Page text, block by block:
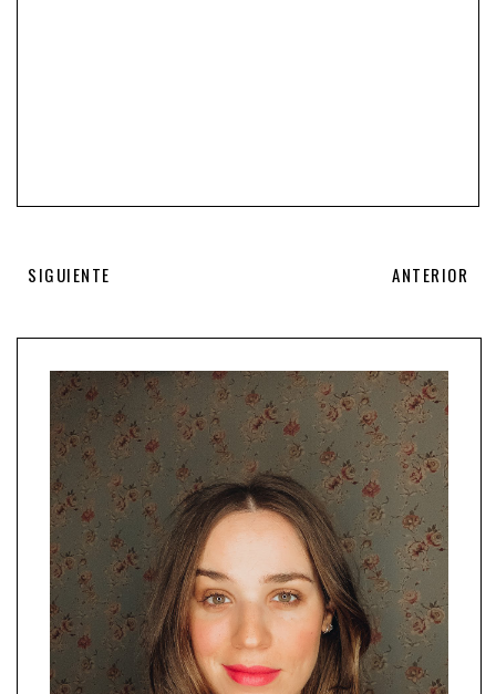
SIGUIENTE ANTERIOR